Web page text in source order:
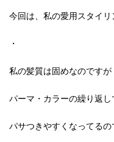
今回は、私の愛用スタイ
・
私の髪質は固めなのですが
パーマ・カラーの繰り返
パサつきやすくなってる